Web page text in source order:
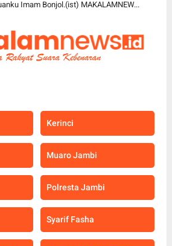
Imam Bonjol.(ist) MAKALAMNEW...
Kerinci
Muaro Jambi
Polresta Jambi
Syarif Fasha